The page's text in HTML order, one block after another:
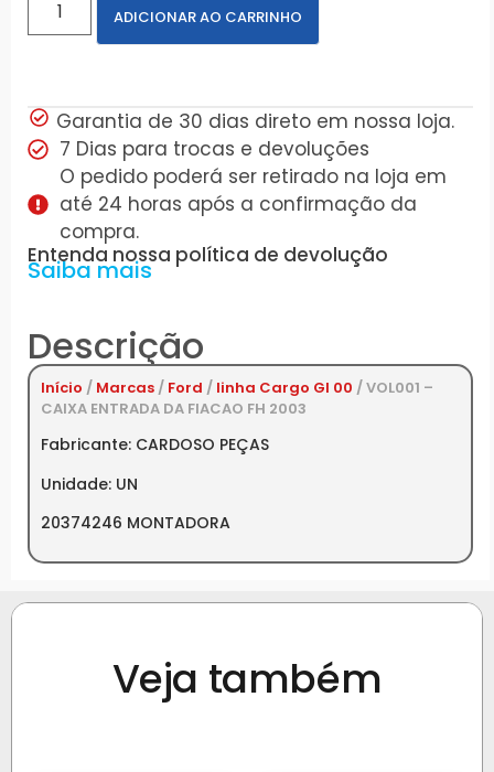
ADICIONAR AO CARRINHO
Garantia de 30 dias direto em nossa loja.
7 Dias para trocas e devoluções
O pedido poderá ser retirado na loja em
até 24 horas após a confirmação da
compra.
Entenda nossa política de devolução
Saiba mais
Descrição
Início / Marcas / Ford / linha Cargo GI 00 / VOL001 –
CAIXA ENTRADA DA FIACAO FH 2003
Fabricante: CARDOSO PEÇAS
Unidade: UN
20374246 MONTADORA
Veja também